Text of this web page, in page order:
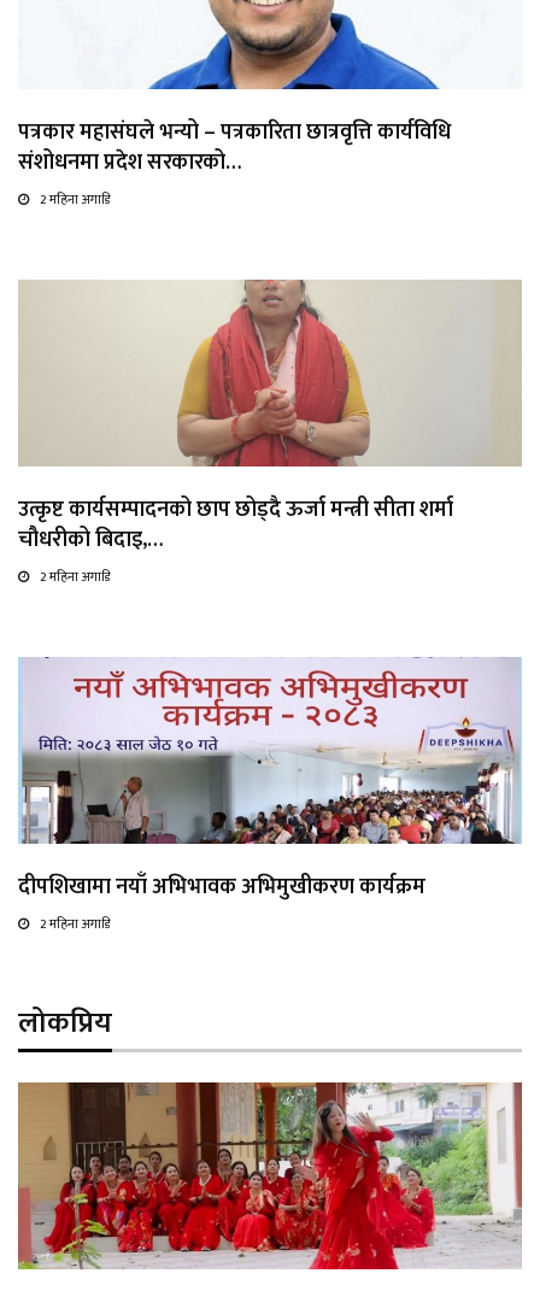
पत्रकार महासंघले भन्यो – पत्रकारिता छात्रवृत्ति कार्यविधि
संशोधनमा प्रदेश सरकारको…
2 महिना अगाडि
उत्कृष्ट कार्यसम्पादनको छाप छोड्दै ऊर्जा मन्त्री सीता शर्मा
चौधरीको बिदाइ,…
2 महिना अगाडि
दीपशिखामा नयाँ अभिभावक अभिमुखीकरण कार्यक्रम
2 महिना अगाडि
लोकप्रिय